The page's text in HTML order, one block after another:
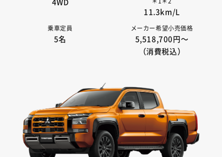
4WD
11.3km/L
乗車定員
5名
メーカー希望小売価格
5,518,700円〜
（消費税込）